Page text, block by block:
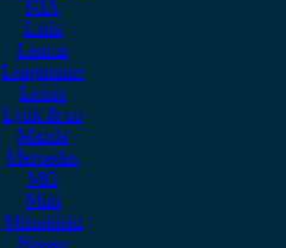
KIA
Lada
Lancia
Leapmotor
Lexus
Lynk & co
Mazda
Mercedes
MG
Mini
Mitsubishi
Nissan